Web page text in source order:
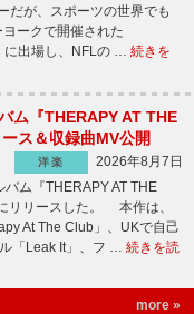
だが、スポーツの世界でも
ークで開催された
に出場し、NFLの … 続きを
ム『THERAPY AT THE
ス＆収録曲MV公開
洋楽
2026年8月7日
ム『THERAPY AT THE
リリースした。 本作は、
At The Club」、UKで自己
「Leak It」、フ … 続きを読
more »